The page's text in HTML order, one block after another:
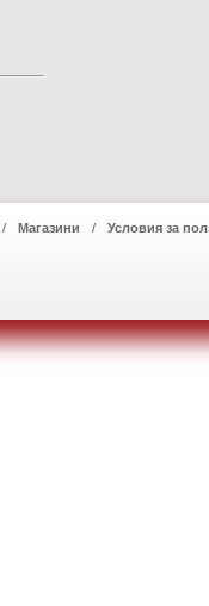
Магазини Условия за